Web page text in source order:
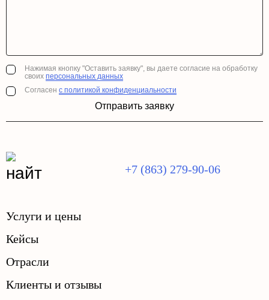
Нажимая кнопку "Оставить заявку", вы даете согласие на обработку
своих персональных данных
Согласен с политикой конфиденциальности
Отправить заявку
+7 (863) 279-90-06
Услуги и цены
Кейсы
Отрасли
Клиенты и отзывы